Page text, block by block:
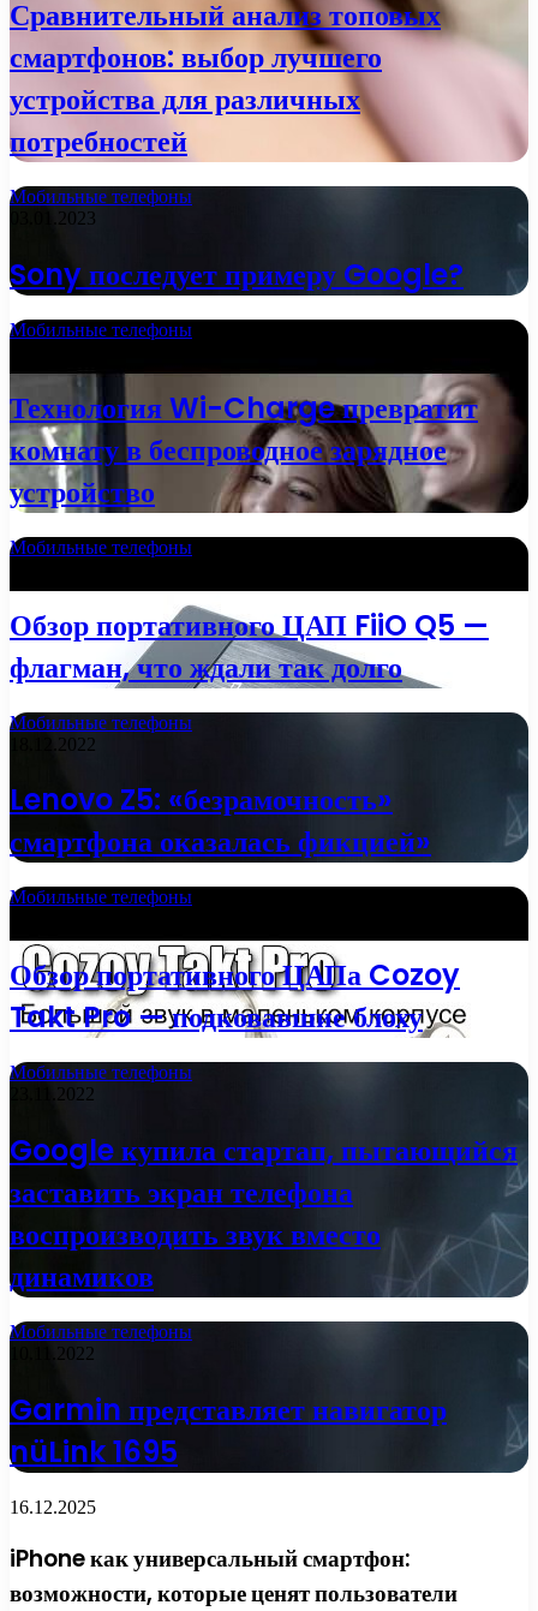
Сравнительный анализ топовых
смартфонов: выбор лучшего
устройства для различных
потребностей
Мобильные телефоны
03.01.2023
Sony последует примеру Google?
Мобильные телефоны
Технология Wi-Charge превратит
комнату в беспроводное зарядное
устройство
Мобильные телефоны
Обзор портативного ЦАП FiiO Q5 —
флагман, что ждали так долго
Мобильные телефоны
18.12.2022
Lenovo Z5: «безрамочность»
смартфона оказалась фикцией»
Мобильные телефоны
Обзор портативного ЦАПа Cozoy
Takt Pro — подковавшие блоху
Мобильные телефоны
23.11.2022
Google купила стартап, пытающийся
заставить экран телефона
воспроизводить звук вместо
динамиков
Мобильные телефоны
10.11.2022
Garmin представляет навигатор
nüLink 1695
16.12.2025
iPhone как универсальный смартфон:
возможности, которые ценят пользователи